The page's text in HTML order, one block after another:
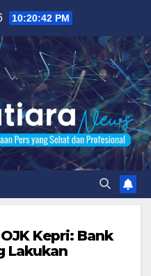
10:20:43 PM
Kepri: Bank
Lakukan